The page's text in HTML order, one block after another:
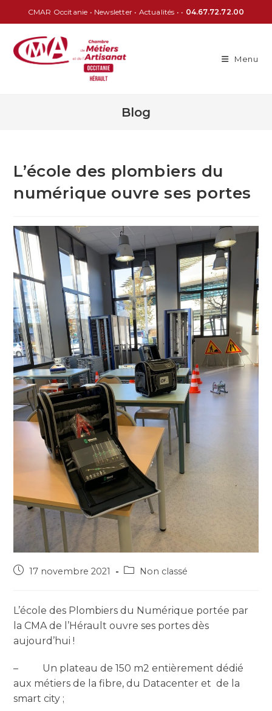
CMAR Occitanie • Newsletter • Actualités • • 04.67.72.72.00
Menu
Blog
L’école des plombiers du
numérique ouvre ses portes
17 novembre 2021 Non classé
L’école des Plombiers du Numérique portée par
la CMA de l’Hérault ouvre ses portes dès
aujourd’hui !
– Un plateau de 150 m2 entièrement dédié
aux métiers de la fibre, du Datacenter et de la
smart city ;